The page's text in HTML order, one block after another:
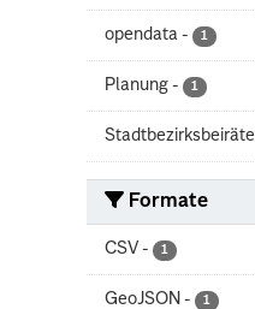
opendata - 1
Planung - 1
Stadtbezirksbeiräte
Formate
CSV - 1
GeoJSON - 1